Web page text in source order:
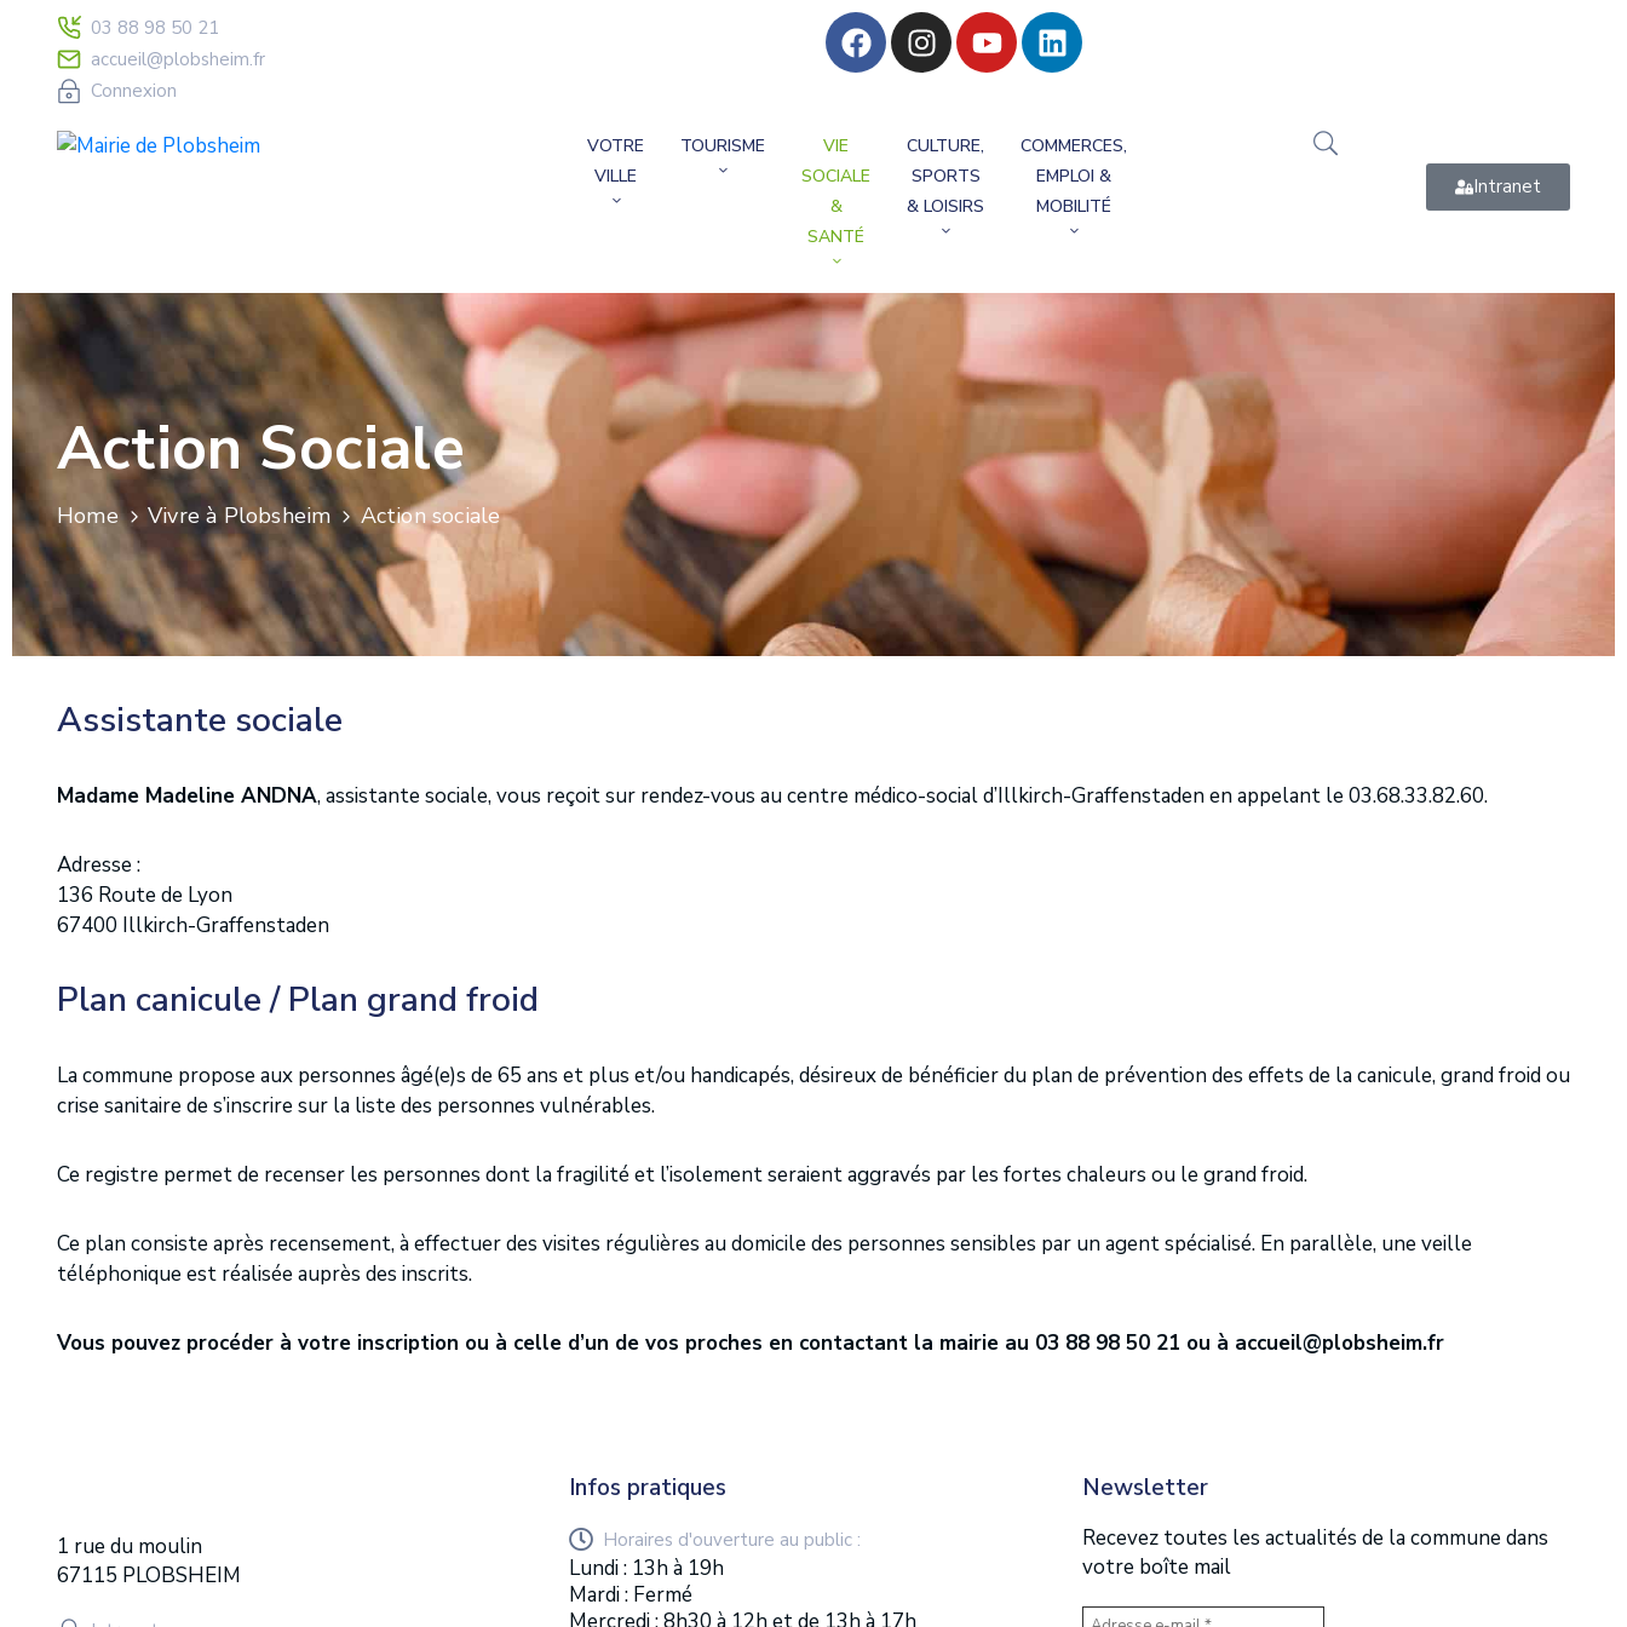
03 88 98 50 21
accueil@plobsheim.fr
Connexion
VOTRE
VILLE
TOURISME
VIE
SOCIALE
&
SANTÉ
CULTURE,
SPORTS
& LOISIRS
COMMERCES,
EMPLOI &
MOBILITÉ
Intranet
Action Sociale
Home Vivre à Plobsheim Action sociale
Assistante sociale
Madame Madeline ANDNA, assistante sociale, vous reçoit sur rendez-vous au centre médico-social d’Illkirch-Graffenstaden en appelant le 03.68.33.82.60.
Adresse :
136 Route de Lyon
67400 Illkirch-Graffenstaden
Plan canicule / Plan grand froid
La commune propose aux personnes âgé(e)s de 65 ans et plus et/ou handicapés, désireux de bénéficier du plan de prévention des effets de la canicule, grand froid ou
crise sanitaire de s’inscrire sur la liste des personnes vulnérables.
Ce registre permet de recenser les personnes dont la fragilité et l’isolement seraient aggravés par les fortes chaleurs ou le grand froid.
Ce plan consiste après recensement, à effectuer des visites régulières au domicile des personnes sensibles par un agent spécialisé. En parallèle, une veille
téléphonique est réalisée auprès des inscrits.
Vous pouvez procéder à votre inscription ou à celle d’un de vos proches en contactant la mairie au 03 88 98 50 21 ou à accueil@plobsheim.fr
1 rue du moulin
67115 PLOBSHEIM
Infos pratiques
Horaires d'ouverture au public :
Lundi : 13h à 19h
Mardi : Fermé
Newsletter
Recevez toutes les actualités de la commune dans
votre boîte mail